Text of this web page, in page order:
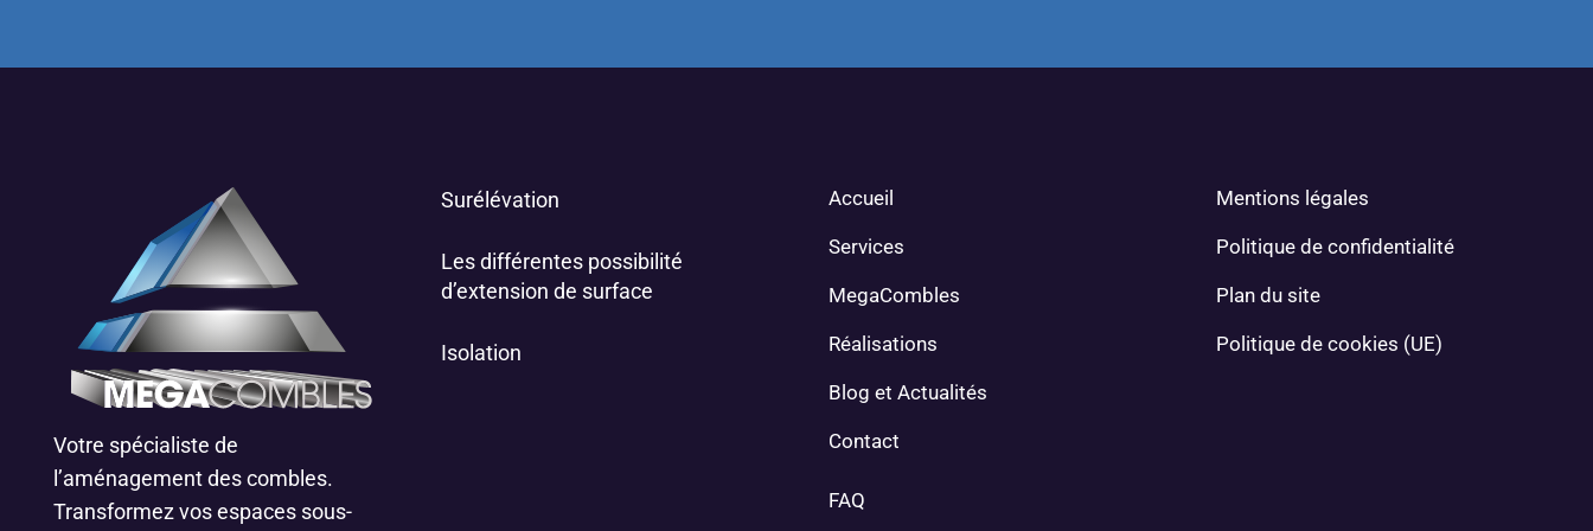
Votre spécialiste de
l’aménagement des combles.
Transformez vos espaces sous-
Surélévation
Les différentes possibilité
d’extension de surface
Isolation
Accueil
Services
MegaCombles
Réalisations
Blog et Actualités
Contact
FAQ
Mentions légales
Politique de confidentialité
Plan du site
Politique de cookies (UE)